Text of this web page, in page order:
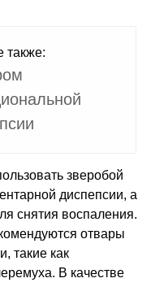
также:
зверобой
диспепсии, а
снятия воспаления.
отвары
такие как
В качестве